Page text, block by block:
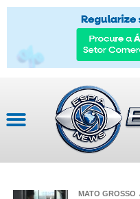
MATO GROSSO